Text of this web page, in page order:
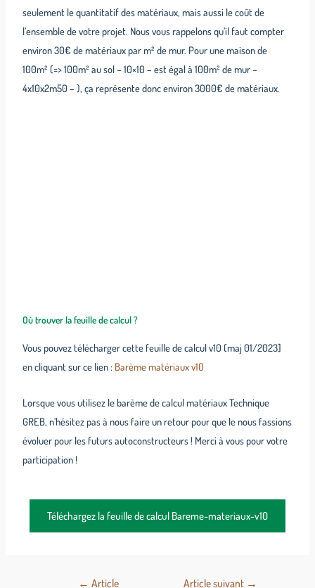
seulement le quantitatif des matériaux, mais aussi le coût de
l’ensemble de votre projet. Nous vous rappelons qu’il faut compter
environ 30€ de matériaux par m² de mur. Pour une maison de
100m² (=> 100m² au sol – 10×10 – est égal à 100m² de mur –
4x10x2m50 – ), ça représente donc environ 3000€ de matériaux.
Où trouver la feuille de calcul ?
Vous pouvez télécharger cette feuille de calcul v10 (maj 01/2023]
en cliquant sur ce lien : Barème matériaux v10
Lorsque vous utilisez le barème de calcul matériaux Technique
GREB, n’hésitez pas à nous faire un retour pour que le nous fassions
évoluer pour les futurs autoconstructeurs ! Merci à vous pour votre
participation !
Téléchargez la feuille de calcul Bareme-materiaux-v10
← Article Article suivant →